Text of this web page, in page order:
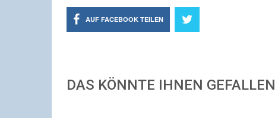
AUF FACEBOOK TEILEN
DAS KÖNNTE IHNEN GEFALLEN